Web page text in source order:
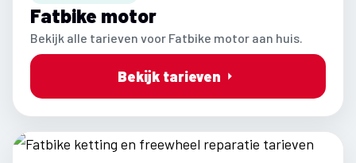
Fatbike motor
Bekijk alle tarieven voor Fatbike motor aan huis.
Bekijk tarieven